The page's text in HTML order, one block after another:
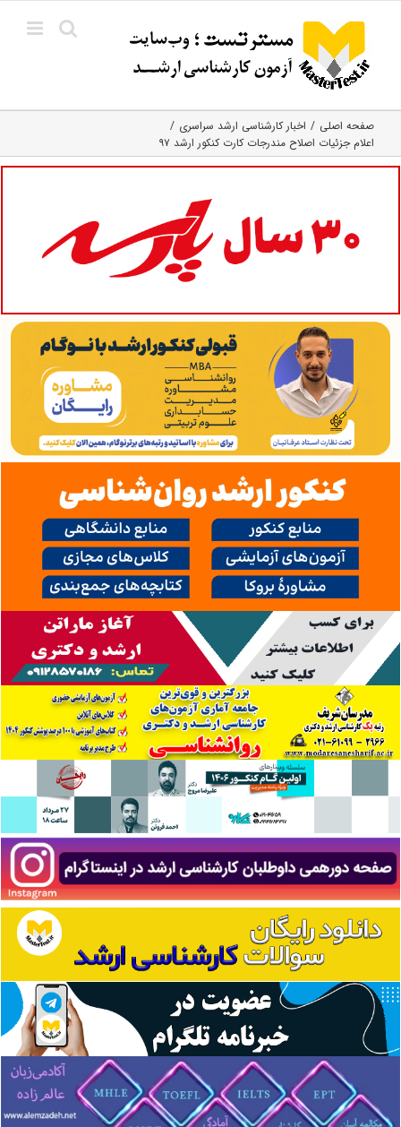
content
صفحه اصلی
اخبار کارشناسی ارشد سراسری
اعلام جزئیات اصلاح مندرجات کارت کنکور ارشد ۹۷